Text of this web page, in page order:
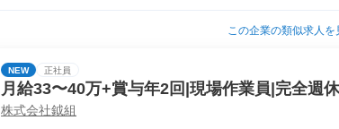
この企業の類似求人を
NEW 正社員
月給33〜40万+賞与年2回|現場作業員|完全週
株式会社鉞組